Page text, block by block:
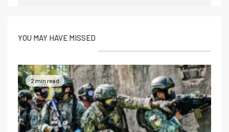
YOU MAY HAVE MISSED
2 min read